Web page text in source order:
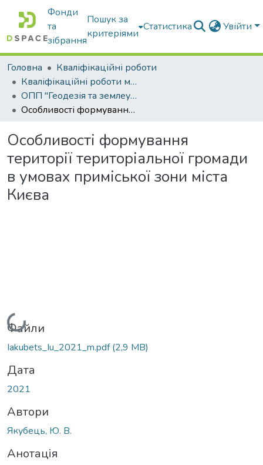
Фонди
та
зібрання
Пошук за
критеріями
Статистика Увійти
Головна
Кваліфікаційні роботи
Кваліфікаційні роботи магістрів
ОПП "Геодезія та землеустрій"
Особливості формування території територіальної громади в умовах приміської зони міста Києва
Особливості формування
території територіальної громади
в умовах приміської зони міста
Києва
Вантажиться...
Файли
Iakubets_Iu_2021_m.pdf(2,9 MB)
Дата
2021
Автори
Якубець, Ю. В.
Анотація